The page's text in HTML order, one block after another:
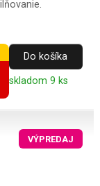
Do košíka
skladom 9 ks
VÝPREDAJ